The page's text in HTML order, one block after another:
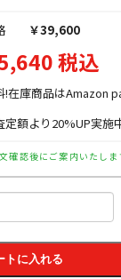
￥39,600
税込
在庫商品はAmazon
額より20%UP実施
確認後にご案内いたしま
トに入れる